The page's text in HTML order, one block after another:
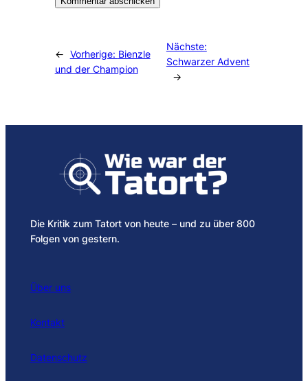
← Vorherige: Bienzle
und der Champion
Nächste:
Schwarzer Advent
→
Die Kritik zum Tatort von heute – und zu über 800
Folgen von gestern.
Über uns
Kontakt
Datenschutz